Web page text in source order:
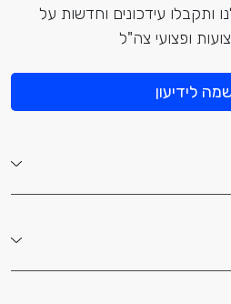
ותקבלו עידכונים וחדשות על
ופצועי צה"ל
לידיעון